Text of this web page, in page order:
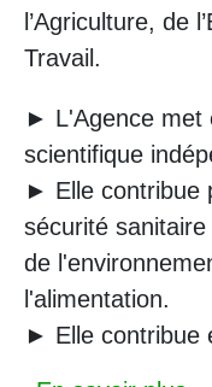
l’Agriculture, de
Travail.
► L'Agence met
scientifique
► Elle contribue
sécurité
de
l'alimentation.
► Elle contribue